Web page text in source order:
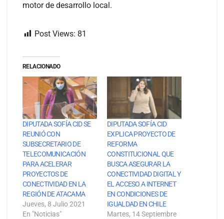
motor de desarrollo local.
Post Views: 81
RELACIONADO
DIPUTADA SOFÍA CID SE
REUNIÓ CON
SUBSECRETARIO DE
TELECOMUNICACIÓN
PARA ACELERAR
PROYECTOS DE
CONECTIVIDAD EN LA
REGIÓN DE ATACAMA
Jueves, 8 Julio 2021
En "Noticias"
DIPUTADA SOFÍA CID
EXPLICA PROYECTO DE
REFORMA
CONSTITUCIONAL QUE
BUSCA ASEGURAR LA
CONECTIVIDAD DIGITAL Y
EL ACCESO A INTERNET
EN CONDICIONES DE
IGUALDAD EN CHILE
Martes, 14 Septiembre